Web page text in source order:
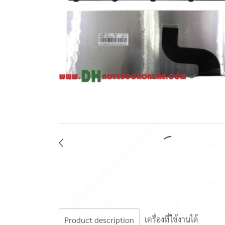
Product description เครื่องที่ใช้งานได้